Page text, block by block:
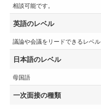
相談可能です。
英語のレベル
議論や会議をリードできるレベル
日本語のレベル
母国語
一次面接の種類